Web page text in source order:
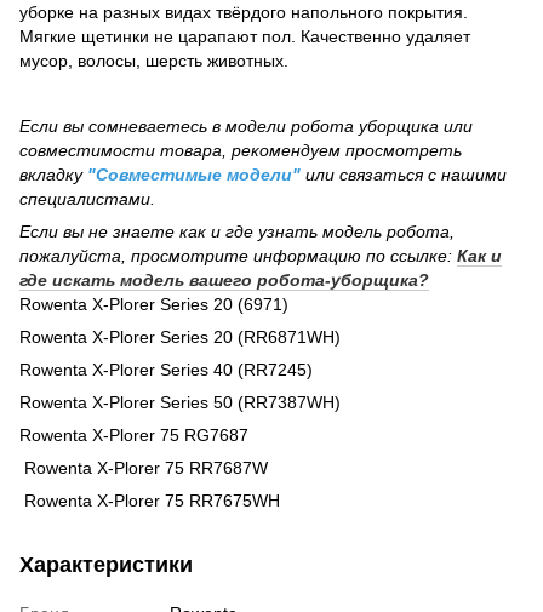
уборке на разных видах твёрдого напольного покрытия.
Мягкие щетинки не царапают пол. Качественно удаляет
мусор, волосы, шерсть животных.
Если вы сомневаетесь в модели робота уборщика или
совместимости товара, рекомендуем просмотреть
вкладку "Совместимые модели" или связаться с нашими
специалистами.
Если вы не знаете как и где узнать модель робота,
пожалуйста, просмотрите информацию по ссылке: Как и
где искать модель вашего робота-уборщика?
Rowenta X-Plorer Series 20 (6971)
Rowenta X-Plorer Series 20 (RR6871WH)
Rowenta X-Plorer Series 40 (RR7245)
Rowenta X-Plorer Series 50 (RR7387WH)
Rowenta X-Plorer 75 RG7687
Rowenta X-Plorer 75 RR7687W
Rowenta X-Plorer 75 RR7675WH
Характеристики